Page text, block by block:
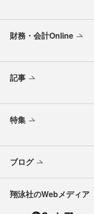
財務・会計Online
記事
特集
ブログ
翔泳社のWebメディア